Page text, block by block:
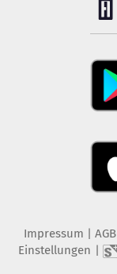
Impressum AGB
Einstellungen